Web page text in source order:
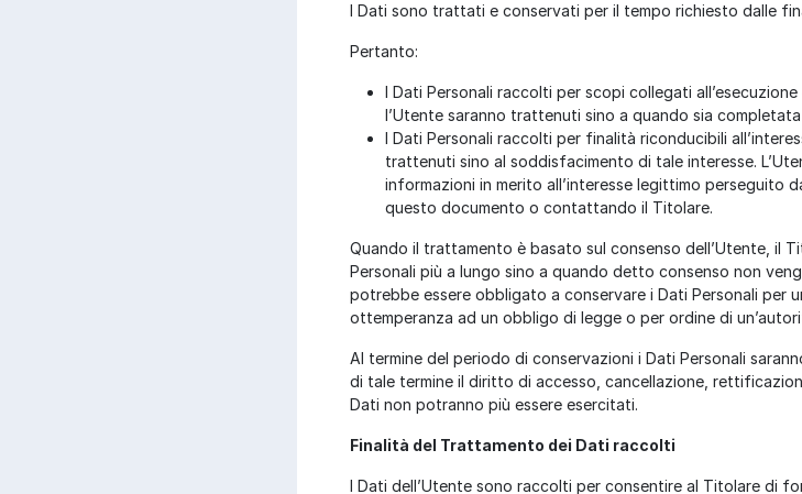
I Dati sono trattati e conservati per il tempo richiesto dalle
Pertanto:
I Dati Personali raccolti per scopi collegati
l’Utente saranno trattenuti sino a quando sia
I Dati Personali raccolti per finalità riconducibili
trattenuti sino al soddisfacimento di tale interesse.
informazioni in merito all’interesse legittimo perseguito
questo documento o contattando il Titolare.
Quando il trattamento è basato sul consenso dell’Utente, il
Personali più a lungo sino a quando detto consenso non
potrebbe essere obbligato a conservare i Dati Personali per
ottemperanza ad un obbligo di legge o per ordine di
Al termine del periodo di conservazioni i Dati Personali
di tale termine il diritto di accesso, cancellazione,
Dati non potranno più essere esercitati.
Finalità del Trattamento dei Dati raccolti
I Dati dell’Utente sono raccolti per consentire al Titolare di